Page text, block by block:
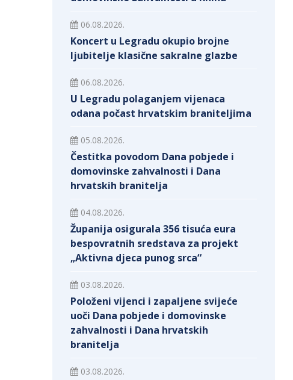
06.08.2026.
Koncert u Legradu okupio brojne
ljubitelje klasične sakralne glazbe
06.08.2026.
U Legradu polaganjem vijenaca
odana počast hrvatskim braniteljima
05.08.2026.
Čestitka povodom Dana pobjede i
domovinske zahvalnosti i Dana
hrvatskih branitelja
04.08.2026.
Županija osigurala 356 tisuća eura
bespovratnih sredstava za projekt
„Aktivna djeca punog srca“
03.08.2026.
Položeni vijenci i zapaljene svijeće
uoči Dana pobjede i domovinske
zahvalnosti i Dana hrvatskih
branitelja
03.08.2026.